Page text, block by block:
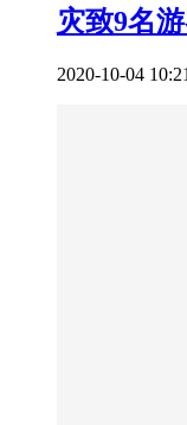
灾致9名
2020-10-04